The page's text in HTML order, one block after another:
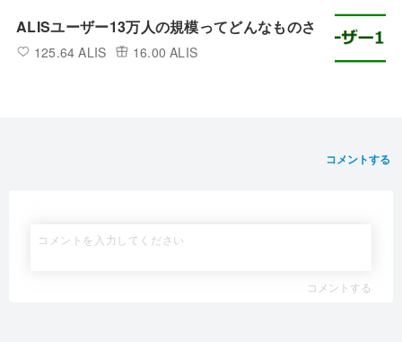
ALISユーザー13万人の規模ってどんなものさ
125.64 ALIS 16.00 ALIS
コメントする
コメントする